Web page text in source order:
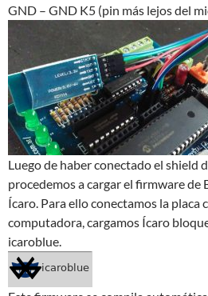
GND – GND K5 (pin más lejos del
Luego de haber conectado el shield
procedemos a cargar el firmware de
Ícaro. Para ello conectamos la placa
computadora, cargamos Ícaro
icaroblue.